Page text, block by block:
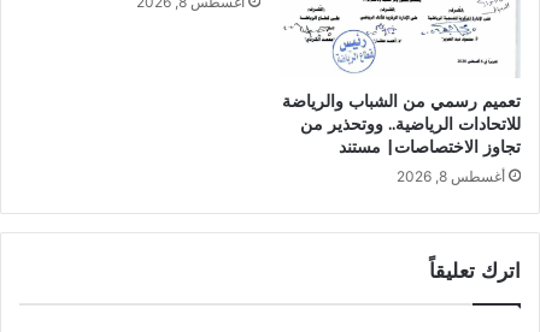
تعميم رسمي من الشباب والرياضة
للاتحادات الرياضية.. ووتحذير من
تجاوز الاختصاصات| مستند
أغسطس 8, 2026
اترك تعليقاً